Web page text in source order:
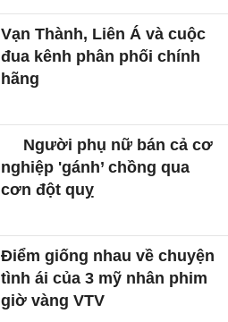
Vạn Thành, Liên Á và cuộc
đua kênh phân phối chính
hãng
Người phụ nữ bán cả cơ
nghiệp 'gánh’ chồng qua
cơn đột quỵ
Điểm giống nhau về chuyện
tình ái của 3 mỹ nhân phim
giờ vàng VTV